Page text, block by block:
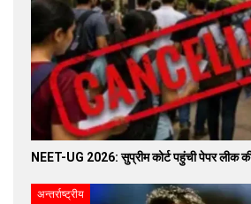
NEET-UG 2026: सुप्रीम कोर्ट पहुंची पेपर लीक
अन्तर्राष्ट्रीय